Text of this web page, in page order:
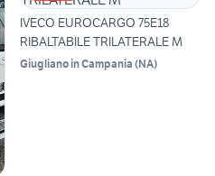
IVECO EUROCARGO 75E18
RIBALTABILE TRILATERALE M
Giugliano in Campania (NA)